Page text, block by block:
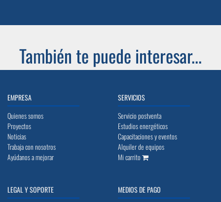
También te puede interesar...
EMPRESA
Quienes somos
Proyectos
Noticias
Trabaja con nosotros
Ayúdanos a mejorar
SERVICIOS
Servicio postventa
Estudios energéticos
Capacitaciones y eventos
Alquiler de equipos
Mi carrito
LEGAL Y SOPORTE
MEDIOS DE PAGO